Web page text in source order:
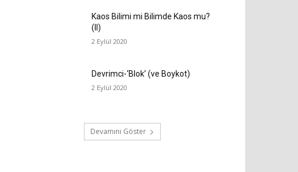
Kaos Bilimi mi Bilimde Kaos mu?
(II)
2 Eylül 2020
Devrimci-‘Blok’ (ve Boykot)
2 Eylül 2020
Devamını Göster